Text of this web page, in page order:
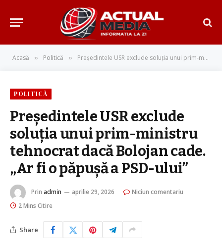
Acasă » Politică » Președintele USR exclude soluția unui prim-ministru tehnocrat dacă Bolojan cade. „Ar fi o păpușă a PSD-ului”
POLITICĂ
Președintele USR exclude
soluția unui prim-ministru
tehnocrat dacă Bolojan cade.
„Ar fi o păpușă a PSD-ului”
Prin admin aprilie 29, 2026
Niciun comentariu
2 Mins Citire
Share